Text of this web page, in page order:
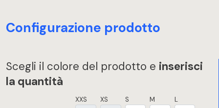
Configurazione prodotto
Scegli il colore del prodotto e inserisci
la quantità
XXS XS S M L